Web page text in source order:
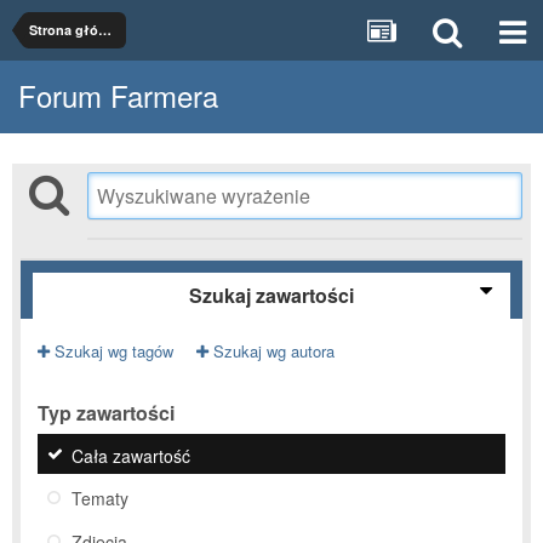
Strona główna
Forum Farmera
Szukaj zawartości
Szukaj wg tagów Szukaj wg autora
Typ zawartości
Cała zawartość
Tematy